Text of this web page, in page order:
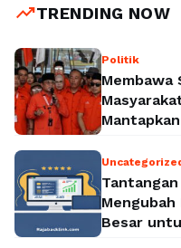
Marketing Indonesia Makin
trending_upTRENDING NOW
Politik
Membawa
Mengubah
Besar